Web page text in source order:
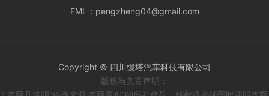
EML： pengzheng04@gmail.com
Copyright © 四川缦塔汽车科技有限公司
版权与免责声明：